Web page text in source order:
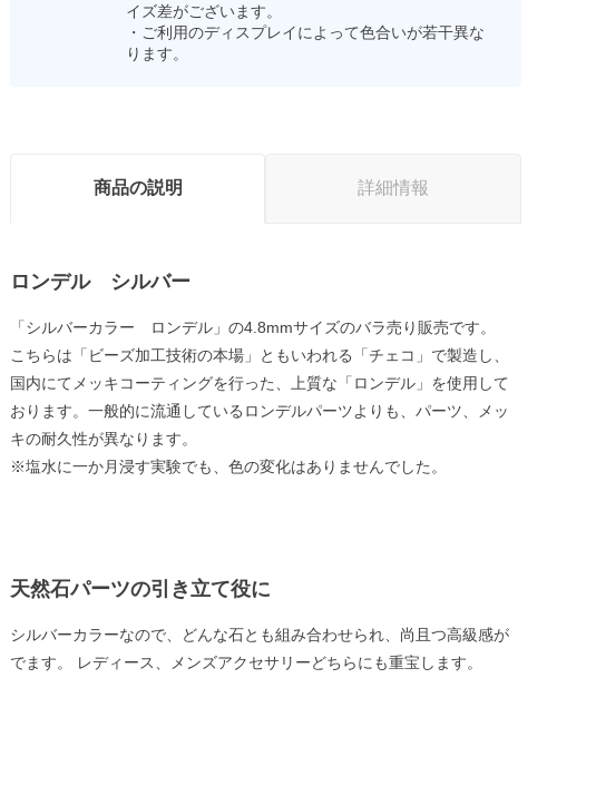
イズ差がございます。
・ご利用のディスプレイによって色合いが若干異な
ります。
商品の説明 詳細情報
ロンデル シルバー
「シルバーカラー ロンデル」の4.8mmサイズのバラ売り販売です。
こちらは「ビーズ加工技術の本場」ともいわれる「チェコ」で製造し、
国内にてメッキコーティングを行った、上質な「ロンデル」を使用して
おります。一般的に流通しているロンデルパーツよりも、パーツ、メッ
キの耐久性が異なります。
※塩水に一か月浸す実験でも、色の変化はありませんでした。
天然石パーツの引き立て役に
シルバーカラーなので、どんな石とも組み合わせられ、尚且つ高級感が
でます。 レディース、メンズアクセサリーどちらにも重宝します。